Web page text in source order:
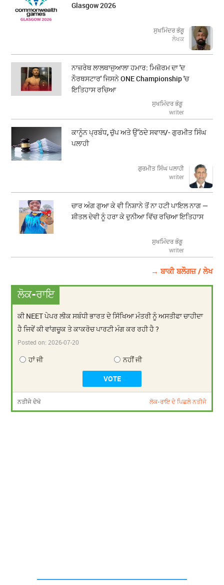
Glasgow 2026
ਸੁਖਮਿੰਦਰ ਭੰਗੂ
ਲੇਖਕ
ਨਾਜ਼ਰੇਥ ਲਾਲਥਾਜੁਆਲਾ ਹਮਾਰ: ਮਿਜ਼ੋਰਮ ਦਾ 'ਦ
ਨੌਰਥਸਟਾਰ' ਜਿਸਨੇ ONE Championship 'ਚ
ਇਤਿਹਾਸ ਰਚਿਆ
ਸੁਖਮਿੰਦਰ ਭੰਗੂ
writer
ਕਾਨੂੰਨ ਪ੍ਰਬੰਧ, ਚੁੱਪ ਅਤੇ ਉੱਠਦੇ ਸਵਾਲ/- ਗੁਰਮੀਤ ਸਿੰਘ
ਪਲਾਹੀ
ਗੁਰਮੀਤ ਸਿੰਘ ਪਲਾਹੀ
writer
ਚਾਰ ਅੰਗ ਗੁਆ ਕੇ ਵੀ ਨਿਸ਼ਾਨੇ ਤੋਂ ਨਾ ਹਟੀ ਪਾਇਲ ਨਾਗ —
ਸ਼ੀਤਲ ਦੇਵੀ ਨੂੰ ਹਰਾ ਕੇ ਦੁਨੀਆ ਵਿੱਚ ਰਚਿਆ ਇਤਿਹਾਸ
ਸੁਖਮਿੰਦਰ ਭੰਗੂ
writer
→ ਬਾਕੀ ਬਲੌਗਜ਼ / ਲੇਖ
ਲੋਕ-ਰਾਇ
ਕੀ NEET ਪੇਪਰ ਲੀਕ ਸਬੰਧੀ ਭਾਰਤ ਦੇ ਸਿੱਖਿਆ ਮੰਤਰੀ ਨੂੰ ਅਸਤੀਫਾ ਚਾਹੀਦਾ
ਹੈ ਜਿਵੇਂ ਕੀ ਵਾਂਗਚੂਕ ਤੇ ਕਾਕਰੋਚ ਪਾਰਟੀ ਮੰਗ ਕਰ ਰਹੀ ਹੈ ?
Posted on:2026-07-20
ਹਾਂ ਜੀ ਨਹੀਂ ਜੀ
ਨਤੀਜੇ ਦੇਖੋ ਲੋਕ-ਰਾਇ ਦੇ ਪਿਛਲੇ ਨਤੀਜੇ